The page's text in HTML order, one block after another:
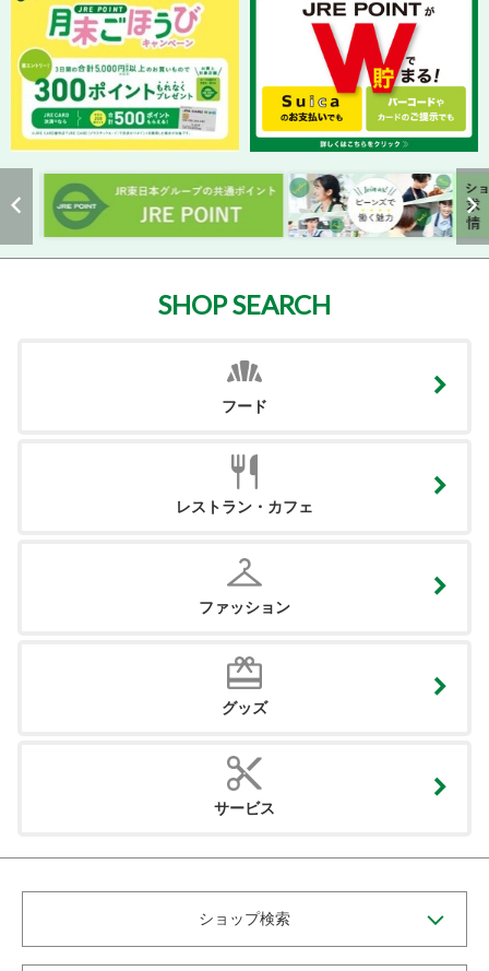
SHOP SEARCH
フード
レストラン・カフェ
ファッション
グッズ
サービス
ショップ検索